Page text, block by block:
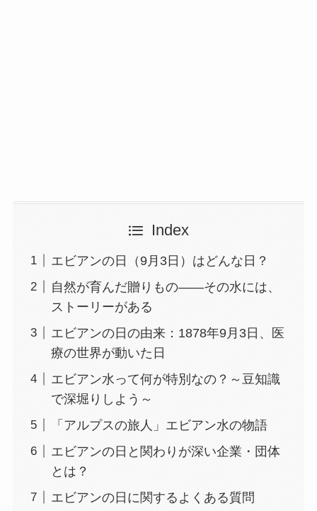
Index
エビアンの日（9月3日）はどんな日？
自然が育んだ贈りもの――その水には、
ストーリーがある
エビアンの日の由来：1878年9月3日、医
療の世界が動いた日
エビアン水って何が特別なの？～豆知識
で深堀りしよう～
「アルプスの旅人」エビアン水の物語
エビアンの日と関わりが深い企業・団体
とは？
エビアンの日に関するよくある質問